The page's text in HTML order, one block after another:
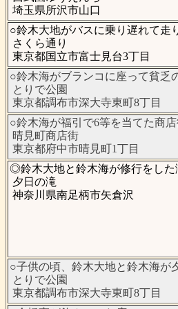
埼玉県所沢市山口
○鈴木大地がバスに乗り遅れて走
さくら通り
東京都国立市富士見台3丁目
○鈴木海がブランコに座って貧乏
とりで公園
東京都調布市深大寺東町8丁目
○鈴木海が福引で6等を当てた商店
晴見町商店街
東京都府中市晴見町1丁目
◎鈴木大地と鈴木海が修行をした
夕日の滝
神奈川県南足柄市矢倉沢
○子供の頃、鈴木大地と鈴木海が
とりで公園
東京都調布市深大寺東町8丁目